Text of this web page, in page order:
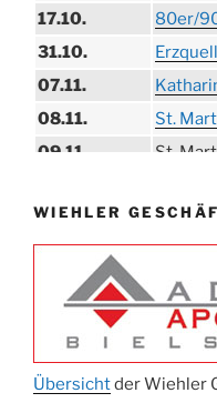
17.10.
80er/
31.10.
07.11.
08.11.
St.
09.11.
St.
11.11.
„DÜX“
14.11.
15.11.
27.11.
Kirche
WIEHLER
Übersichtder Wiehler